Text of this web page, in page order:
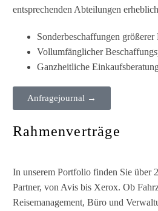
entsprechenden Abteilungen
Sonderbeschaffungen größerer
Vollumfänglicher
Ganzheitliche
Anfragejournal →
Rahmenverträge
In unserem Portfolio finden Sie über
Partner, von Avis bis Xerox. Ob
Reisemanagement, Büro und